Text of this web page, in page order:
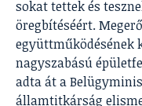
sokat tettek és
öregbítéséért.
együttműködésének
nagyszabású
adta át a
államtitkárság